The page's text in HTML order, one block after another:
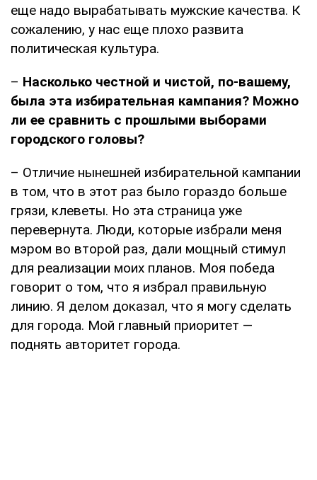
еще надо вырабатывать мужские качества. К
сожалению, у нас еще плохо развита
политическая культура.
– Насколько честной и чистой, по-вашему,
была эта избирательная кампания? Можно
ли ее сравнить с прошлыми выборами
городского головы?
– Отличие нынешней избирательной кампании
в том, что в этот раз было гораздо больше
грязи, клеветы. Но эта страница уже
перевернута. Люди, которые избрали меня
мэром во второй раз, дали мощный стимул
для реализации моих планов. Моя победа
говорит о том, что я избрал правильную
линию. Я делом доказал, что я могу сделать
для города. Мой главный приоритет —
поднять авторитет города.